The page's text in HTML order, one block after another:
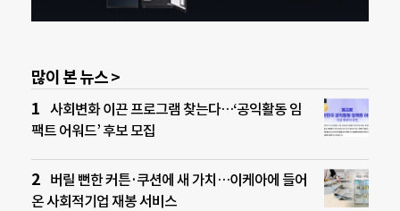
많이 본 뉴스 >
사회변화 이끈 프로그램 찾는다…‘공익활동 임
팩트 어워드’ 후보 모집
버릴 뻔한 커튼·쿠션에 새 가치…이케아에 들어
온 사회적기업 재봉 서비스